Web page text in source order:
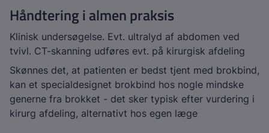
Håndtering i almen praksis
Klinisk undersøgelse. Evt. ultralyd af abdomen ved
tvivl. CT-skanning udføres evt. på kirurgisk afdeling
Skønnes det, at patienten er bedst tjent med brokbind,
kan et specialdesignet brokbind hos nogle mindske
generne fra brokket - det sker typisk efter vurdering i
kirurg afdeling, alternativt hos egen læge